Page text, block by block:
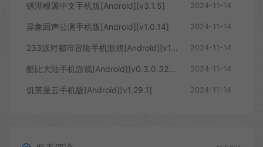
锈湖根源中文手机版[Android][v3.1.5] 2024-11-14
异象回声公测手机版[Android][v1.0.14] 2024-11-14
233派对都市冒险手机游戏[Android][v1.6.0.0-1059767] 2024-11-14
酷比大陆手机游戏[Android][v0.3.0.3245] 2024-11-14
饥荒星云手机版[Android][v1.29.1] 2024-11-14